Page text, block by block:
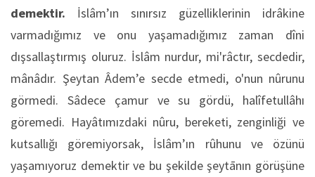
demektir. İslâm’ın sınırsız güzelliklerinin idrâkine
varmadığımız ve onu yaşamadığımız zaman dîni
dışsallaştırmış oluruz. İslâm nurdur, mi'râctır, secdedir,
mânâdır. Şeytan Âdem’e secde etmedi, o'nun nûrunu
görmedi. Sâdece çamur ve su gördü, halîfetullâhı
göremedi. Hayâtımızdaki nûru, bereketi, zenginliği ve
kutsallığı göremiyorsak, İslâm’ın rûhunu ve özünü
yaşamıyoruz demektir ve bu şekilde şeytānın görüşüne